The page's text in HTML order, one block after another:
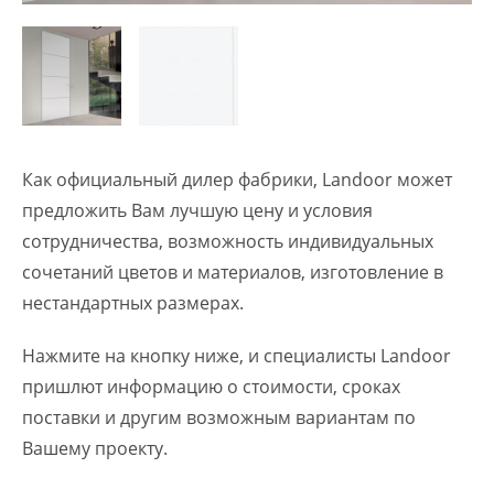
Как официальный дилер фабрики, Landoor может
предложить Вам лучшую цену и условия
сотрудничества, возможность индивидуальных
сочетаний цветов и материалов, изготовление в
нестандартных размерах.
Нажмите на кнопку ниже, и специалисты Landoor
пришлют информацию о стоимости, сроках
поставки и другим возможным вариантам по
Вашему проекту.